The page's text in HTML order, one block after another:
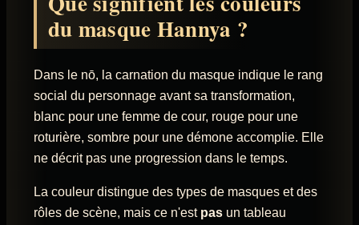
du masque Hannya ?
Dans le nō, la carnation du masque indique le rang
social du personnage avant sa transformation,
blanc pour une femme de cour, rouge pour une
roturière, sombre pour une démone accomplie. Elle
ne décrit pas une progression dans le temps.
La couleur distingue des types de masques et des
rôles de scène, mais ce n'est pas un tableau